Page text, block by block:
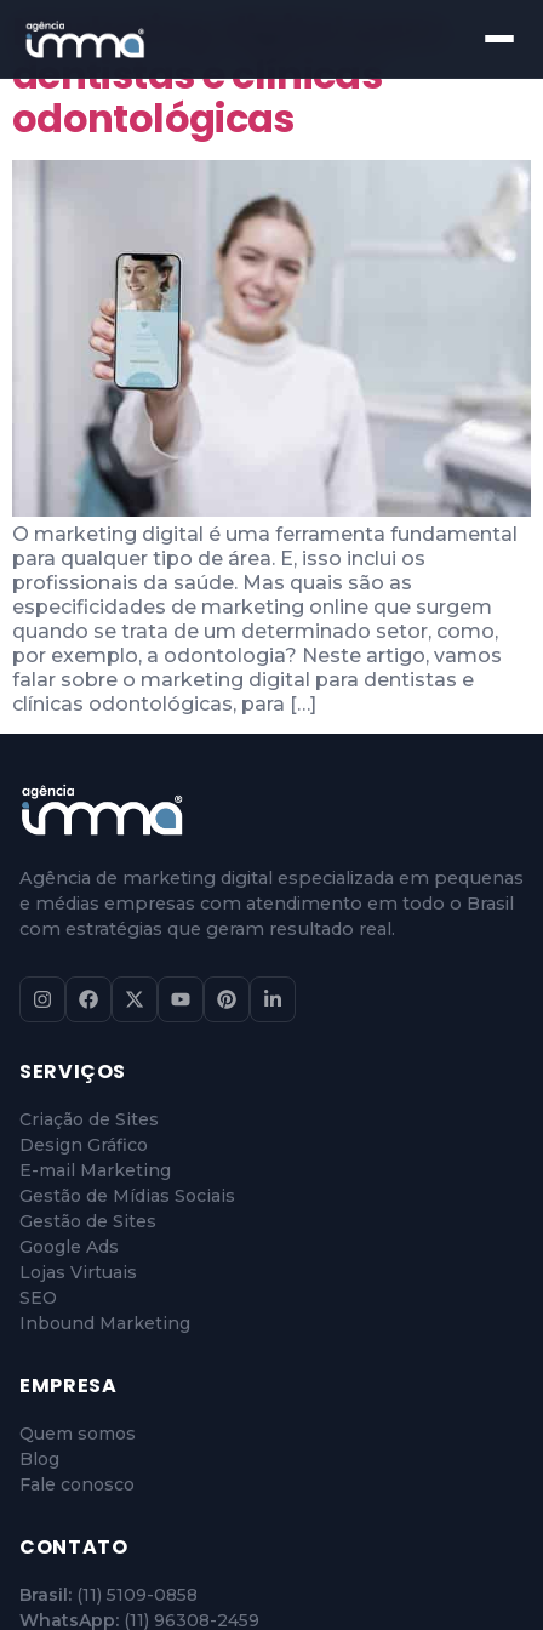
Marketing digital para
dentistas e clínicas
odontológicas
O marketing digital é uma ferramenta fundamental
para qualquer tipo de área. E, isso inclui os
profissionais da saúde. Mas quais são as
especificidades de marketing online que surgem
quando se trata de um determinado setor, como,
por exemplo, a odontologia? Neste artigo, vamos
falar sobre o marketing digital para dentistas e
clínicas odontológicas, para […]
Agência de marketing digital especializada em pequenas
e médias empresas com atendimento em todo o Brasil
com estratégias que geram resultado real.
SERVIÇOS
Criação de Sites
Design Gráfico
E-mail Marketing
Gestão de Mídias Sociais
Gestão de Sites
Google Ads
Lojas Virtuais
SEO
Inbound Marketing
EMPRESA
Quem somos
Blog
Fale conosco
CONTATO
Brasil: (11) 5109-0858
WhatsApp: (11) 96308-2459